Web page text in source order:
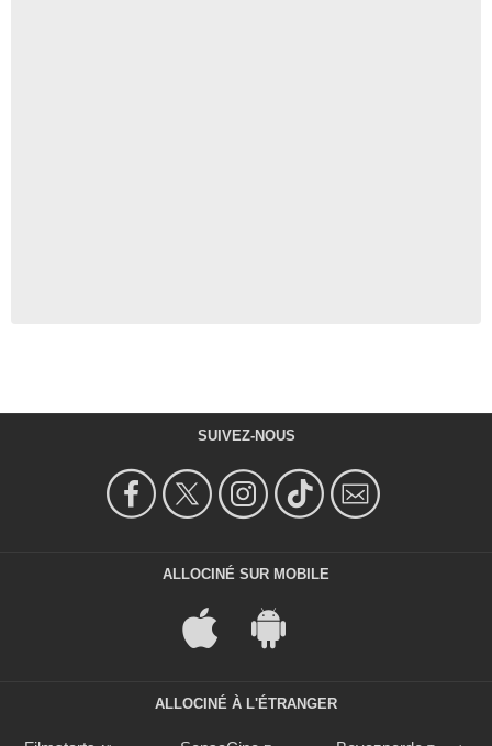
SUIVEZ-NOUS
ALLOCINÉ SUR MOBILE
ALLOCINÉ À L'ÉTRANGER